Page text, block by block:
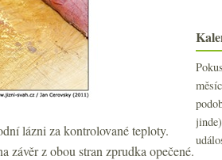
lázni za kontrolované teploty.
závěr z obou stran zprudka opečené.